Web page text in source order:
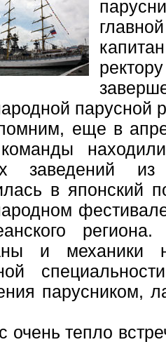
парусной
еще в
заведений
в японский
и механики
парусником,
тепло